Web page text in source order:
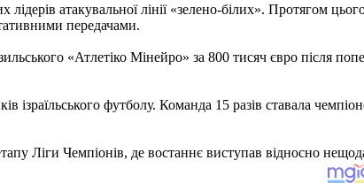
атакувальної лінії «зелено-білих». Протягом цього
передачами.
«Атлетіко Мінейро» за 800 тисяч євро після
футболу. Команда 15 разів ставала
Ліги Чемпіонів, де востаннє виступав відносно